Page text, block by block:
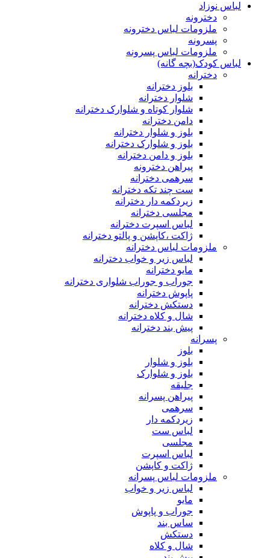
لباس نوزاد
دخترونه
ملزومات لباس دخترونه
پسرونه
ملزومات لباس پسرونه
لباس کودک(بچه گانه)
دخترانه
بلوز دخترانه
شلوار دخترانه
شلوار کوتاه و شلوارک دخترانه
دامن دخترانه
بلوز و شلوار دخترانه
بلوز و شلوارک دخترانه
بلوز و دامن دخترانه
پیراهن دخترونه
سرهمی دخترانه
ست چند تکه دخترانه
زیردکمه دار دخترانه
مجلسی دخترانه
لباس اسپرت دخترانه
ژاکت ،کاپشن و پالتو دخترانه
ملزومات لباس دخترانه
لباس زیر و خواب دخترانه
مایو دخترانه
جوراب و جوراب شلواری دخترانه
پاپوش دخترانه
دستکش دخترانه
شال و کلاه دخترانه
پیش بند دخترانه
پسرانه
بلوز
بلوز و شلوار
بلوز و شلوارک
جلیقه
پیراهن پسرانه
سرهمی
زیردکمه دار
لباس ست
مجلسی
لباس اسپرت
ژاکت و کاپشن
ملزومات لباس پسرانه
لباس زیر و خواب
مایو
جوراب و پاپوش
ساس بند
دستکش
شال و کلاه